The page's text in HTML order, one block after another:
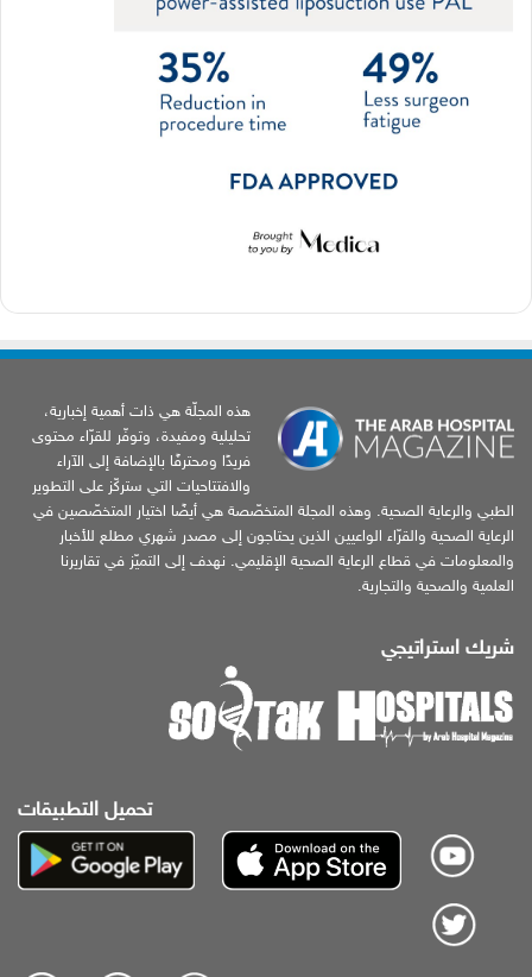
هذه المجلّة هي ذات أهمية إخبارية،
تحليلية ومفيدة، وتوفّر للقرّاء محتوى
فريدًا ومحترفًا بالإضافة إلى الآراء
والافتتاحيات التي ستركّز على التطوير
الطبي والرعاية الصحية. وهذه المجلة المتخصّصة هي أيضًا اختيار المتخصّصين في
الرعاية الصحية والقرّاء الواعيين الذين يحتاجون إلى مصدر شهري مطلع للأخبار
والمعلومات في قطاع الرعاية الصحية الإقليمي. نهدف إلى التميّز في تقاريرنا
العلمية والصحية والتجارية.
شريك استراتيجي
تحميل التطبيقات